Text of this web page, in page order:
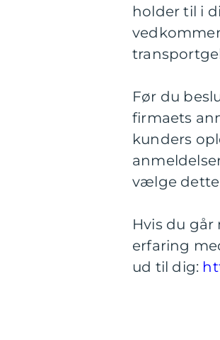
holder til i
Før du
firmaets
kunders
vælge
Hvis du
erfaring
ud til dig: